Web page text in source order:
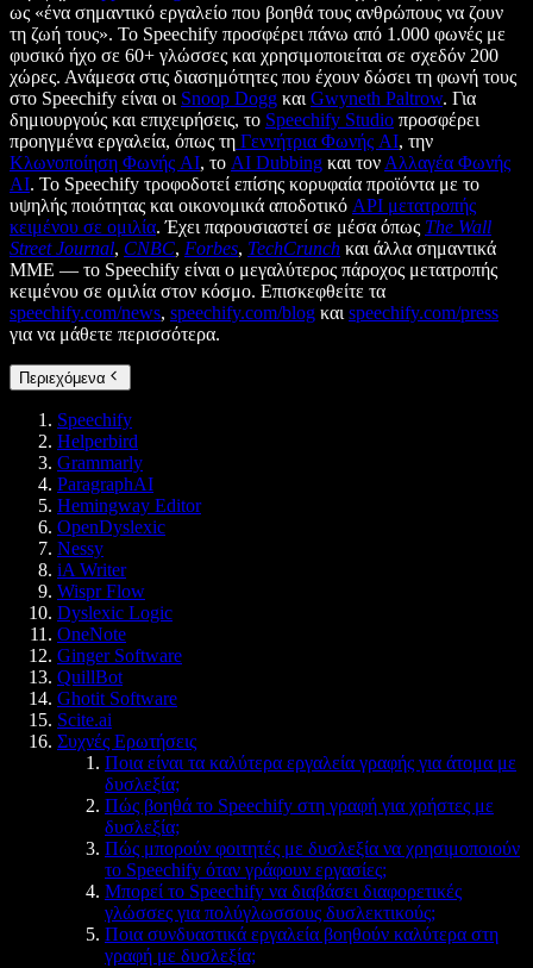
ως «ένα σημαντικό εργαλείο που βοηθά τους ανθρώπους να ζουν
τη ζωή τους». Το Speechify προσφέρει πάνω από 1.000 φωνές με
φυσικό ήχο σε 60+ γλώσσες και χρησιμοποιείται σε σχεδόν 200
χώρες. Ανάμεσα στις διασημότητες που έχουν δώσει τη φωνή τους
στο Speechify είναι οι Snoop Dogg και Gwyneth Paltrow. Για
δημιουργούς και επιχειρήσεις, το Speechify Studio προσφέρει
προηγμένα εργαλεία, όπως τη Γεννήτρια Φωνής AI, την
Κλωνοποίηση Φωνής AI, το AI Dubbing και τον Αλλαγέα Φωνής
AI. Το Speechify τροφοδοτεί επίσης κορυφαία προϊόντα με το
υψηλής ποιότητας και οικονομικά αποδοτικό API μετατροπής
κειμένου σε ομιλία. Έχει παρουσιαστεί σε μέσα όπως The Wall
Street Journal, CNBC, Forbes, TechCrunch και άλλα σημαντικά
ΜΜΕ — το Speechify είναι ο μεγαλύτερος πάροχος μετατροπής
κειμένου σε ομιλία στον κόσμο. Επισκεφθείτε τα
speechify.com/news, speechify.com/blog και speechify.com/press
για να μάθετε περισσότερα.
Περιεχόμενα
Speechify
Helperbird
Grammarly
ParagraphAI
Hemingway Editor
OpenDyslexic
Nessy
iA Writer
Wispr Flow
Dyslexic Logic
OneNote
Ginger Software
QuillBot
Ghotit Software
Scite.ai
Συχνές Ερωτήσεις
Ποια είναι τα καλύτερα εργαλεία γραφής για άτομα με
δυσλεξία;
Πώς βοηθά το Speechify στη γραφή για χρήστες με
δυσλεξία;
Πώς μπορούν φοιτητές με δυσλεξία να χρησιμοποιούν
το Speechify όταν γράφουν εργασίες;
Μπορεί το Speechify να διαβάσει διαφορετικές
γλώσσες για πολύγλωσσους δυσλεκτικούς;
Ποια συνδυαστικά εργαλεία βοηθούν καλύτερα στη
γραφή με δυσλεξία;